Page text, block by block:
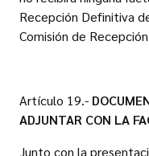
Recepción Definitiva
Comisión de
Artículo 19.-
ADJUNTAR CON LA
Junto con la